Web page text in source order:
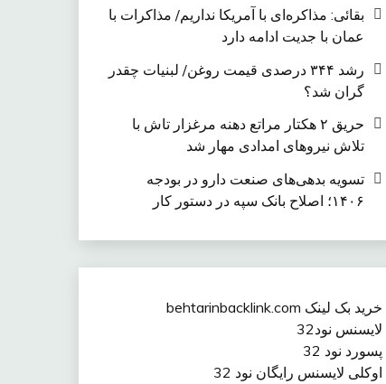
بقائی: مذاکره‌ای با آمریکا نداریم/ مذاکرات با
عمان با جدیت ادامه دارد
رشد ۳۴۴ درصدی قیمت روغن/ لبنیات چقدر
گران شد؟
حریق ۲ هکتار مراتع دهنه مرغزار تاش با
تلاش نیروهای امدادی مهار شد
تسویه بدهی‌های صنعت دارو در بودجه
۱۴۰۶؛ اصلاح بانک سپه در دستور کار
خرید بک لینک behtarinbacklink.com
لایسنس نود32
پسورد نود 32
اوکلی لایسنس رایگان نود 32